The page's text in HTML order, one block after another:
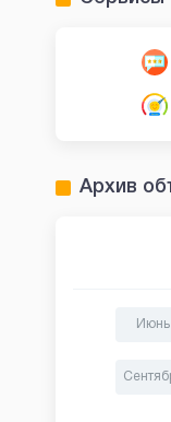
Архив
Июнь